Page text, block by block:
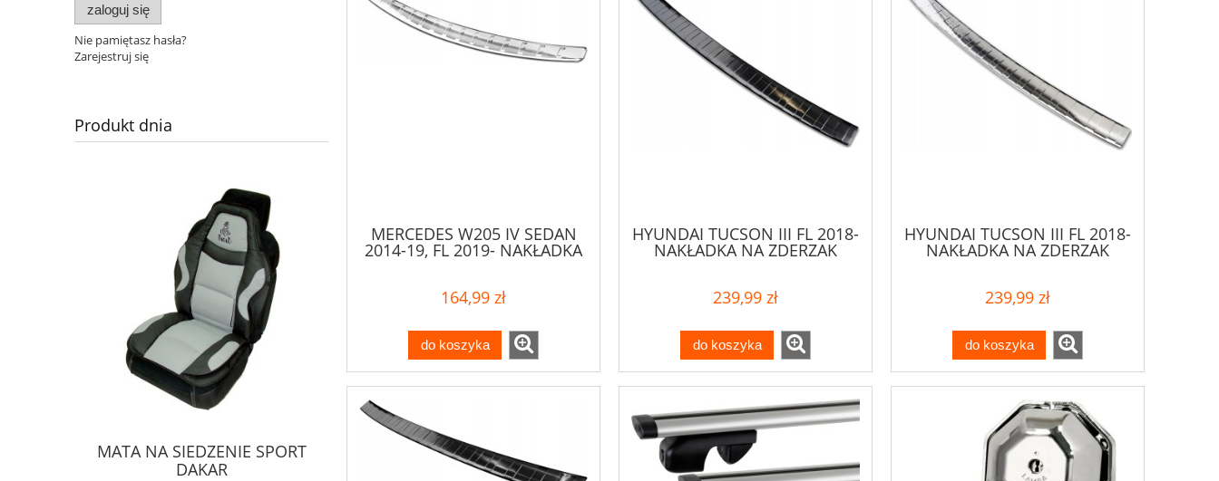
zaloguj się
Nie pamiętasz hasła?
Zarejestruj się
Produkt dnia
MATA NA SIEDZENIE SPORT
DAKAR
MERCEDES W205 IV SEDAN
2014-19, FL 2019- NAKŁADKA
164,99 zł
do koszyka
HYUNDAI TUCSON III FL 2018-
NAKŁADKA NA ZDERZAK
239,99 zł
do koszyka
HYUNDAI TUCSON III FL 2018-
NAKŁADKA NA ZDERZAK
239,99 zł
do koszyka